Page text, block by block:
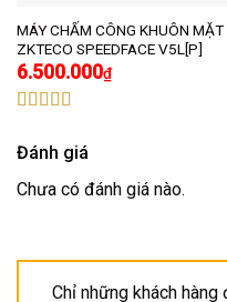
MÁY CHẤM CÔNG KHUÔN MẶT
ZKTECO SPEEDFACE V5L[P]
6.500.000₫
hạng4.865
sao
Đánh giá
Chưa có đánh giá nào.
Chỉ những khách